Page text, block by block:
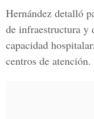
Hernández detalló
de infraestructura y
capacidad
centros de atención.